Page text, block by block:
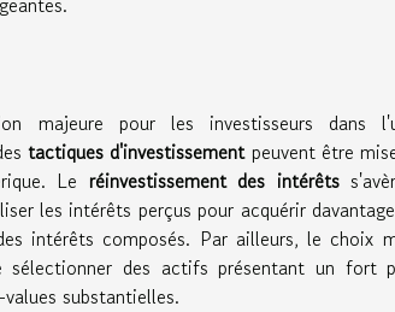
majeure pour les investisseurs dans
tactiques d'investissementpeuvent être
Le réinvestissement des intérêts
les intérêts perçus pour acquérir
intérêts composés. Par ailleurs, le choix
des actifs présentant un fort
substantielles.